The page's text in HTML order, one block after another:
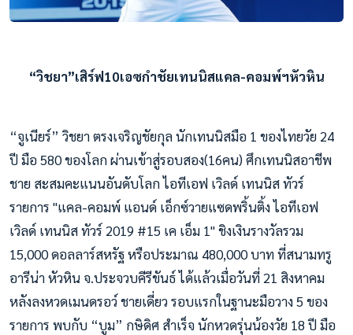
“วิชยา”เสิร์ฟ10เอซกำชัยเทนนิสแคล-คอมพ์ฯหัวหิน
“จูเนียร์” วิชยา ตรงเจริญชัยกุล นักเทนนิสมือ 1 ของไทยวัย 24
ปี มือ 580 ของโลก ผ่านเข้าสู่รอบสอง(16คน) ศึกเทนนิสอาชีพ
ชาย สะสมคะแนนอันดับโลก ไอทีเอฟ เวิลด์ เทนนิส ทัวร์
รายการ "แคล-คอมพ์ แอนด์ เอ็กซ์วายแซดพริ้นติ้ง ไอทีเอฟ
เวิลด์ เทนนิส ทัวร์ 2019 #15 เค เอ็ม 1" ชิงเงินรางวัลรวม
15,000 ดอลลาร์สหรัฐ หรือประมาณ 480,000 บาท ที่สนามทรู
อารีน่า หัวหิน จ.ประจวบคีรีขันธ์ ได้แล้วเมื่อวันที่ 21 สิงหาคม
หลังลงหวดเมนดรอว์ ชายเดี่ยว รอบแรกในฐานะมือวาง 5 ของ
รายการ พบกับ “บูม” กษิดิศ สำเร็จ นักหวดรุ่นน้องวัย 18 ปี มือ